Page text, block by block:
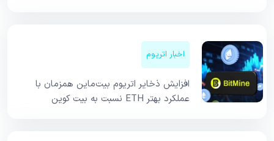
اخبار اتریوم
افزایش ذخایر اتریوم بیت‌ماین همزمان با
عملکرد بهتر ETH نسبت به بیت کوین